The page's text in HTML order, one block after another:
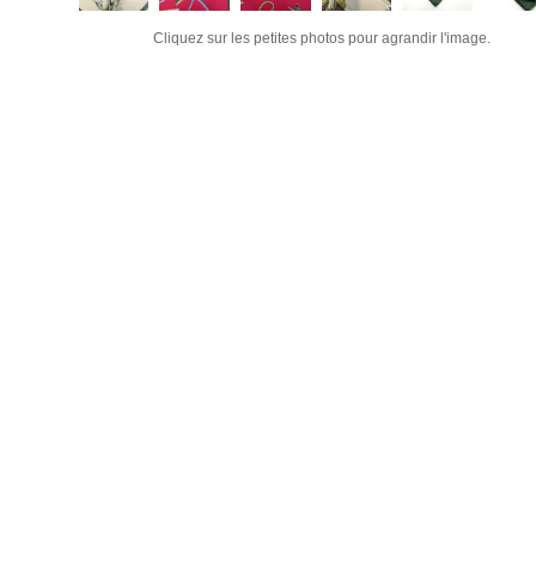
Cliquez sur les petites photos pour agrandir l'image.